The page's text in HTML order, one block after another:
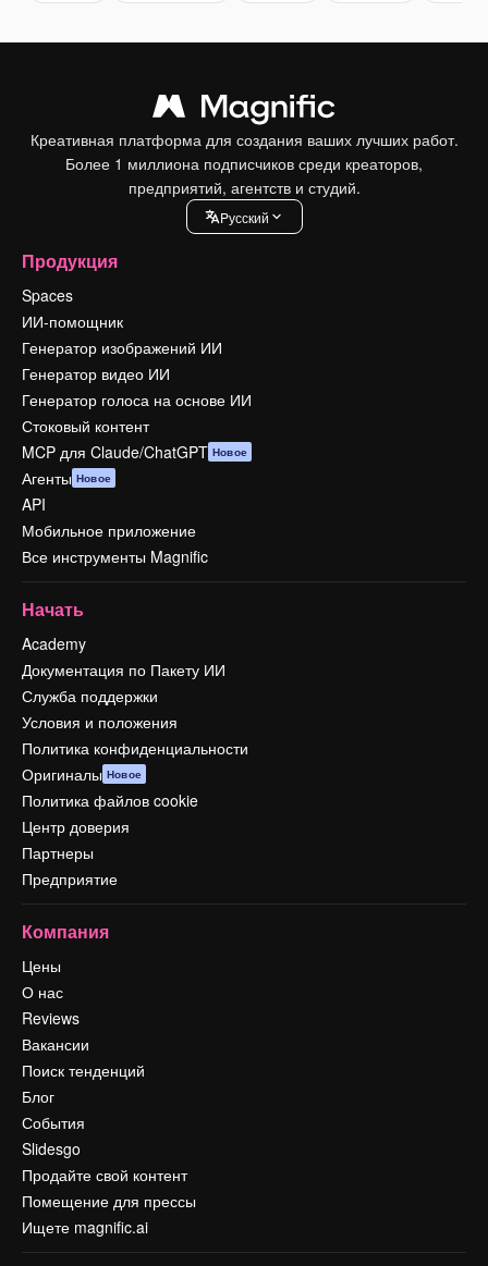
Креативная платформа для создания ваших лучших работ.
Более 1 миллиона подписчиков среди креаторов,
предприятий, агентств и студий.
Pусский
Продукция
Spaces
ИИ-помощник
Генератор изображений ИИ
Генератор видео ИИ
Генератор голоса на основе ИИ
Стоковый контент
MCP для Claude/ChatGPT Новое
Агенты Новое
API
Мобильное приложение
Все инструменты Magnific
Начать
Academy
Документация по Пакету ИИ
Служба поддержки
Условия и положения
Политика конфиденциальности
Оригиналы Новое
Политика файлов cookie
Центр доверия
Партнеры
Предприятие
Компания
Цены
О нас
Reviews
Вакансии
Поиск тенденций
Блог
События
Slidesgo
Продайте свой контент
Помещение для прессы
Ищете magnific.ai